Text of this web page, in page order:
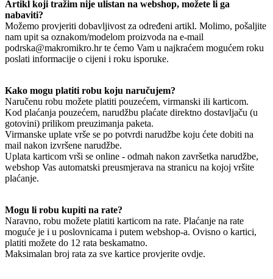
Artikl koji tražim nije ulistan na webshop, možete li ga
nabaviti?
Možemo provjeriti dobavljivost za određeni artikl. Molimo, pošaljite
nam upit sa oznakom/modelom proizvoda na e-mail
podrska@makromikro.hr te ćemo Vam u najkraćem mogućem roku
poslati informacije o cijeni i roku isporuke.
Kako mogu platiti robu koju naručujem?
Naručenu robu možete platiti pouzećem, virmanski ili karticom.
Kod plaćanja pouzećem, narudžbu plaćate direktno dostavljaču (u
gotovini) prilikom preuzimanja paketa.
Virmanske uplate vrše se po potvrdi narudžbe koju ćete dobiti na
mail nakon izvršene narudžbe.
Uplata karticom vrši se online - odmah nakon završetka narudžbe,
webshop Vas automatski preusmjerava na stranicu na kojoj vršite
plaćanje.
Mogu li robu kupiti na rate?
Naravno, robu možete platiti karticom na rate. Plaćanje na rate
moguće je i u poslovnicama i putem webshop-a. Ovisno o kartici,
platiti možete do 12 rata beskamatno.
Maksimalan broj rata za sve kartice provjerite ovdje.